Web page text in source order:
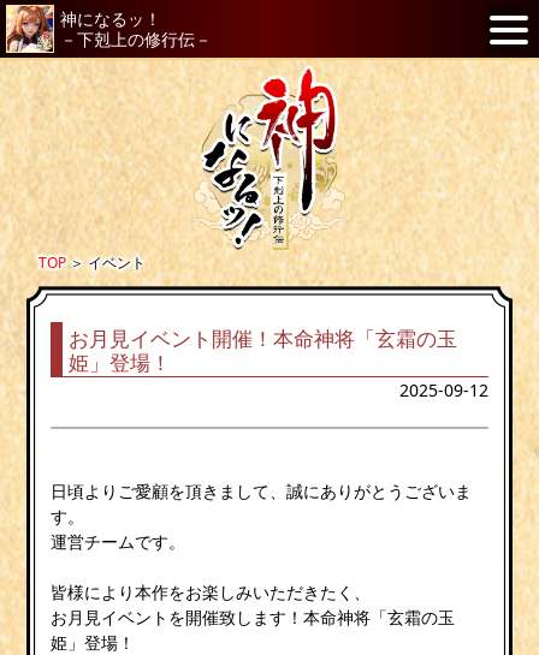
神になるッ！
－下剋上の修行伝－
TOP＞イベント
お月見イベント開催！本命神将「玄霜の玉
姫」登場！
2025-09-12
日頃よりご愛顧を頂きまして、誠にありがとうございま
す。
運営チームです。
皆様により本作をお楽しみいただきたく、
お月見イベントを開催致します！本命神将「玄霜の玉
姫」登場！